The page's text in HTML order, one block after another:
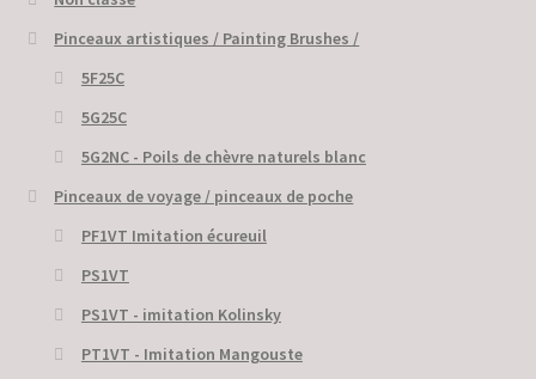
Pinceaux artistiques / Painting Brushes /
5F25C
5G25C
5G2NC - Poils de chèvre naturels blanc
Pinceaux de voyage / pinceaux de poche
PF1VT Imitation écureuil
PS1VT
PS1VT - imitation Kolinsky
PT1VT - Imitation Mangouste